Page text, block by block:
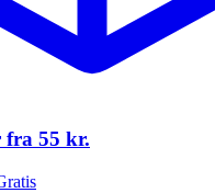
fra 55 kr.